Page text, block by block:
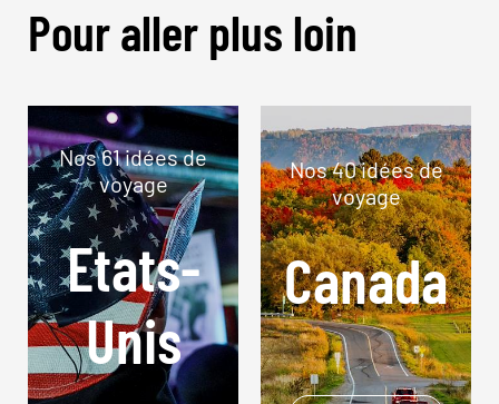
Pour aller plus loin
Nos 61 idées de
voyage
Etats-
Unis
Nos 40 idées de
voyage
Canada